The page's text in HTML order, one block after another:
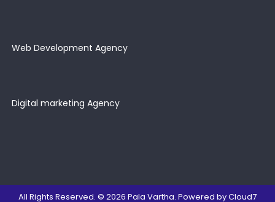
Web Development Agency
Digital marketing Agency
All Rights Reserved. © 2026 Pala Vartha. Powered byCloud7